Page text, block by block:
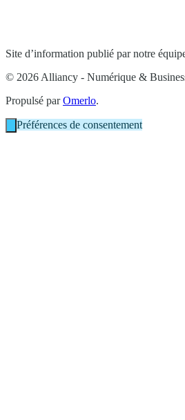
Site d’information publié par notre
© 2026 Alliancy - Numérique &
Propulsé parOmerlo.
Préférences de consentement